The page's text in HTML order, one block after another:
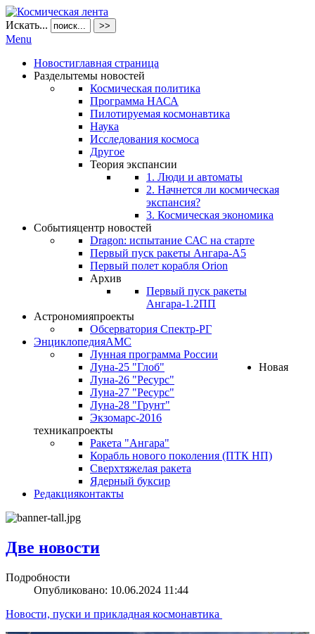
Искать... >>
Menu
Новостиглавная страница
Разделытемы новостей
Космическая политика
Программа НАСА
Пилотируемая космонавтика
Наука
Исследования космоса
Другое
Теория экспансии
1. Люди и автоматы
2. Начнется ли космическая
экспансия?
3. Космическая экономика
Событияцентр новостей
Dragon: испытание САС на старте
Первый пуск ракеты Ангара-А5
Первый полет корабля Orion
Архив
Первый пуск ракеты
Ангара-1.2ПП
Астрономияпроекты
Обсерватория Спектр-РГ
ЭнциклопедияАМС
Лунная программа России
Луна-25 "Глоб"
Луна-26 "Ресурс"
Луна-27 "Ресурс"
Луна-28 "Грунт"
Экзомарс-2016
Новая
техникапроекты
Ракета "Ангара"
Корабль нового поколения (ПТК НП)
Сверхтяжелая ракета
Ядерный буксир
Редакцияконтакты
Две новости
Подробности
Опубликовано: 10.06.2024 11:44
Новости, пуски и прикладная космонавтика